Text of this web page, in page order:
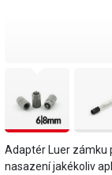
Adaptér Luer zámku
nasazení jakékoliv